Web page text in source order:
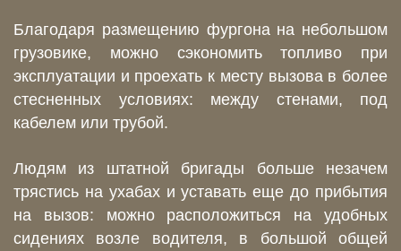
Благодаря размещению фургона на небольшом
грузовике, можно сэкономить топливо при
эксплуатации и проехать к месту вызова в более
стесненных условиях: между стенами, под
кабелем или трубой.
Людям из штатной бригады больше незачем
трястись на ухабах и уставать еще до прибытия
на вызов: можно расположиться на удобных
сидениях возле водителя, в большой общей